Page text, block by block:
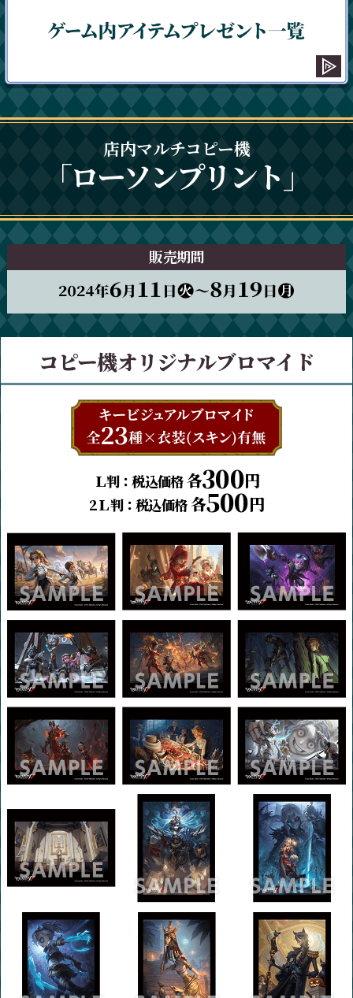
店内マルチコピー機
「ローソンプリント」
販売期間
コピー機オリジナルブロマイド
Ｌ判：税込価格各300円
2Ｌ判：税込価格各500円